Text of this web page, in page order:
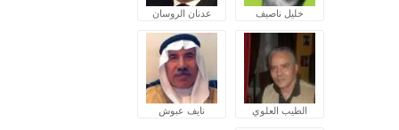
خليل ناصيف عدنان الروسان
الطيب العلوي نايف عبوش